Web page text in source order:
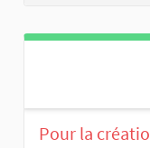
Pour la